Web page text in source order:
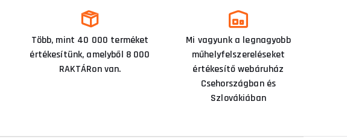
Több, mint 40 000 terméket
értékesítünk, amelyből 8 000
RAKTÁRon van.
Mi vagyunk a legnagyobb
műhelyfelszereléseket
értékesítő webáruház
Csehországban és
Szlovákiában